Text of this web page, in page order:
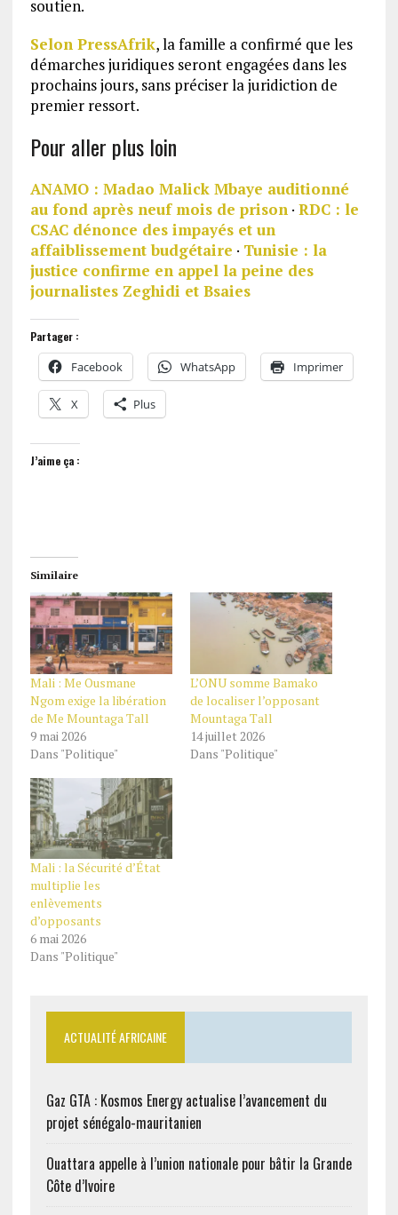
soutien.
Selon PressAfrik, la famille a confirmé que les
démarches juridiques seront engagées dans les
prochains jours, sans préciser la juridiction de
premier ressort.
Pour aller plus loin
ANAMO : Madao Malick Mbaye auditionné
au fond après neuf mois de prison· RDC : le
CSAC dénonce des impayés et un
affaiblissement budgétaire · Tunisie : la
justice confirme en appel la peine des
journalistes Zeghidi et Bsaies
Partager :
Facebook WhatsApp Imprimer
X Plus
J’aime ça :
Similaire
Mali : Me Ousmane
Ngom exige la libération
de Me Mountaga Tall
9 mai 2026
Dans "Politique"
L’ONU somme Bamako
de localiser l’opposant
Mountaga Tall
14 juillet 2026
Dans "Politique"
Mali : la Sécurité d’État
multiplie les
enlèvements
d’opposants
6 mai 2026
Dans "Politique"
ACTUALITÉ AFRICAINE
Gaz GTA : Kosmos Energy actualise l’avancement du
projet sénégalo-mauritanien
Ouattara appelle à l’union nationale pour bâtir la Grande
Côte d’Ivoire